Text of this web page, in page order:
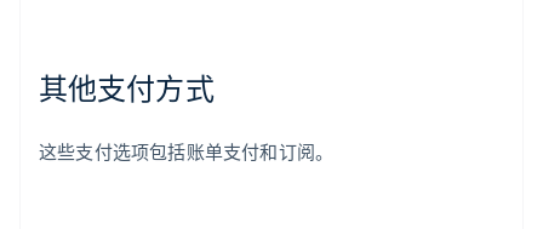
其他支付方式
这些支付选项包括账单支付和订阅。